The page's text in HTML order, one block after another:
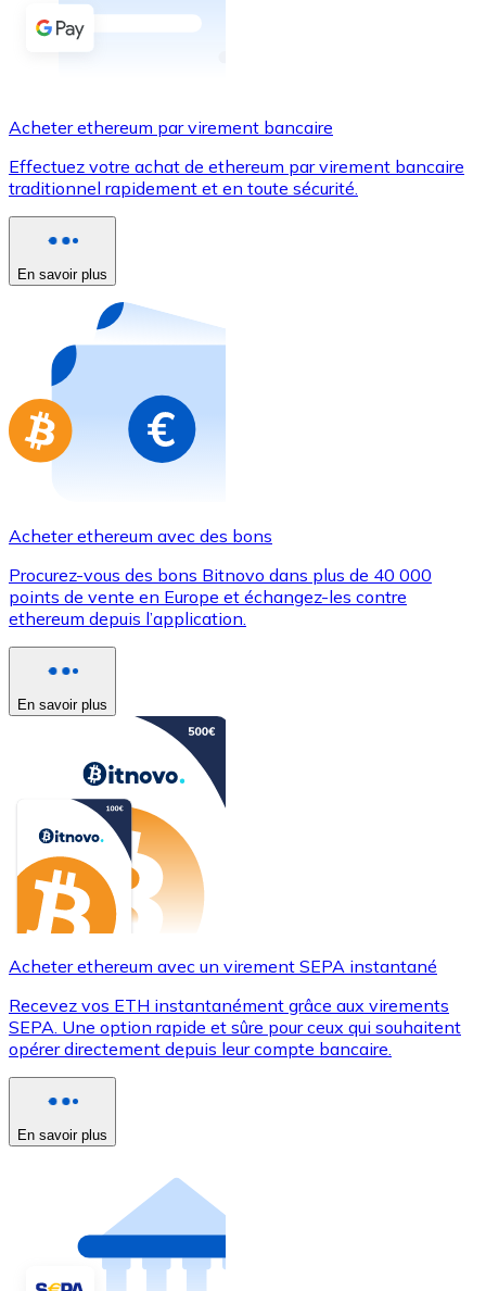
Virement SEPA
Utilisez les cartes Visa et Mastercard pour acheter
Acheter avec carte
Nouveau
Achetez des cartes-cadeaux de vos marques
Aller à la boutique de cartes-cadeaux
Acheter ethereum par virement bancaire
Effectuez votre achat de ethereum par virement bancaire
traditionnel rapidement et en toute sécurité.
En savoir plus
Acheter ethereum avec des bons
Procurez-vous des bons Bitnovo dans plus de 40 000
points de vente en Europe et échangez-les contre
ethereum depuis l’application.
En savoir plus
Acheter ethereum avec un virement SEPA instantané
Recevez vos ETH instantanément grâce aux virements
SEPA. Une option rapide et sûre pour ceux qui souhaitent
opérer directement depuis leur compte bancaire.
En savoir plus